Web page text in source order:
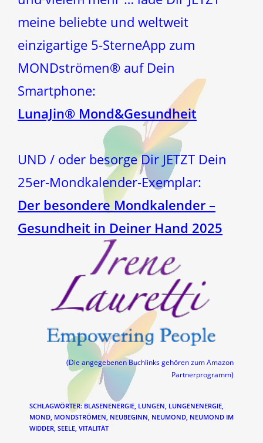
meine beliebte und weltweit
einzigartige 5-SterneApp zum
MONDströmen® auf Dein
Smartphone:
LunaJin® Mond&Gesundheit
UND / oder besorge Dir JETZT Dein
25er-Mondkalender-Exemplar:
Der besondere Mondkalender –
Gesundheit in Deiner Hand 2025
(Die angegebenen Buchlinks gehören zum Amazon
Partnerprogramm)
SCHLAGWÖRTER:BLASENENERGIE LUNGEN LUNGENENERGIE
MOND MONDSTRÖMEN NEUBEGINN NEUMOND NEUMOND IM
WIDDER SEELE VITALITÄT